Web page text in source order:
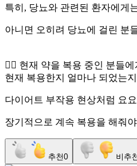
특히, 당뇨와 관련된 환자에게
아니면 오히려 당뇨에 걸린 분
👉🏻 현재 약을 복용 중인 분들
현재 복용한지 얼마나 되었는
다이어트 부작용 현상처럼 요
장기적으로 계속 복용을 해줘
추천0 비추